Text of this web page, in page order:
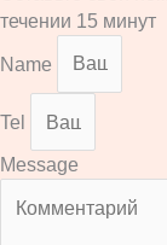
течении 15 минут
Name
Tel
Message